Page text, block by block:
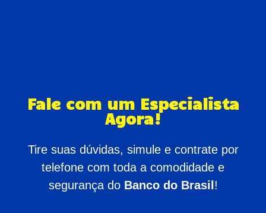
Fale com um Especialista
Agora!
Tire suas dúvidas, simule e contrate por
telefone com toda a comodidade e
segurança do Banco do Brasil!